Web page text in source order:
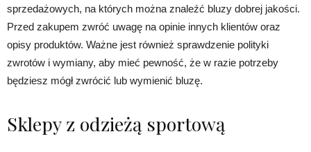
sprzedażowych, na których można znaleźć bluzy dobrej jakości.
Przed zakupem zwróć uwagę na opinie innych klientów oraz
opisy produktów. Ważne jest również sprawdzenie polityki
zwrotów i wymiany, aby mieć pewność, że w razie potrzeby
będziesz mógł zwrócić lub wymienić bluzę.
Sklepy z odzieżą sportową